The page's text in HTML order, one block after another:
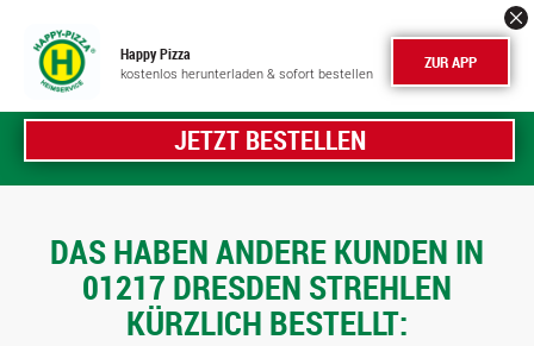
Happy Pizza
kostenlos herunterladen & sofort bestellen ZUR APP
JETZT BESTELLEN
DAS HABEN ANDERE KUNDEN IN
01217 DRESDEN STREHLEN
KÜRZLICH BESTELLT: